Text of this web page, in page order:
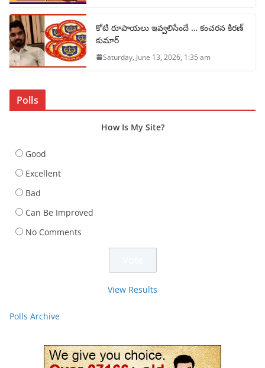
కోటి రూపాయలు ఇవ్వలిసేందే … కంచరన కిరణ్
కుమార్
Saturday, June 13, 2026, 1:35 am
Polls
How Is My Site?
Good
Excellent
Bad
Can Be Improved
No Comments
View Results
Polls Archive